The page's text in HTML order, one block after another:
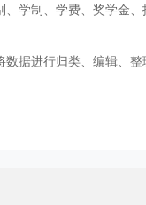
学制、学费、奖学金、
据进行归类、编辑、